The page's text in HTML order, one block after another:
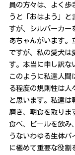
員の方々は、よく歩
うと「おはよう」と
すが、シルバーカー
あちゃんがいます。
ですが、私の愛犬は
す。本当に申し訳な
このように私達人間
る程度の規則性は人
と思います。私達は
磨き、朝食を取りま
食べ、ビールを飲み
うないわゆる生体バ
に極めて重要な役割